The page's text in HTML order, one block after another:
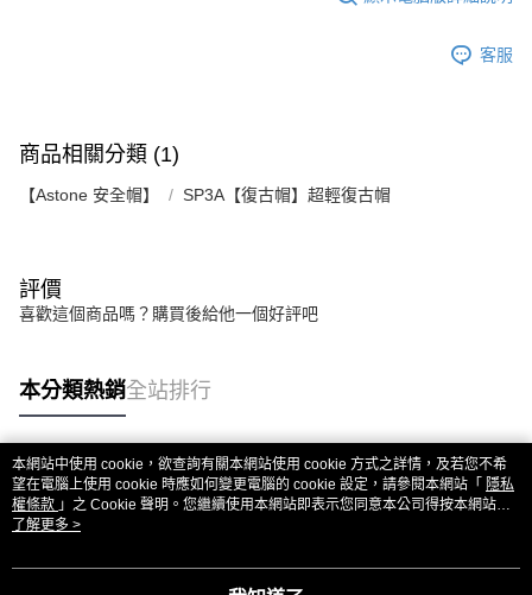
客服
商品相關分類 (1)
【Astone 安全帽】 SP3A【復古帽】超輕復古帽
評價
喜歡這個商品嗎？購買後給他一個好評吧
本分類熱銷全站排行
熱門標籤
本網站中使用 cookie，欲查詢有關本網站使用 cookie 方式之詳情，及若您不希
望在電腦上使用 cookie 時應如何變更電腦的 cookie 設定，請參閱本網站「 隱私
權條款 」之 Cookie 聲明。您繼續使用本網站即表示您同意本公司得按本網站使
用條款之 Cookie 聲明使用 cookie。
了解更多 >